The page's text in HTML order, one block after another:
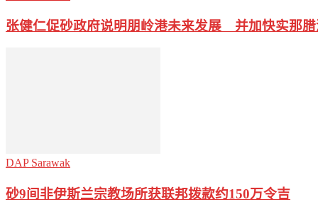
张健仁促砂政府说明朋岭港未来发展 并加快实那
DAP Sarawak
砂9间非伊斯兰宗教场所获联邦拨款约150万令吉